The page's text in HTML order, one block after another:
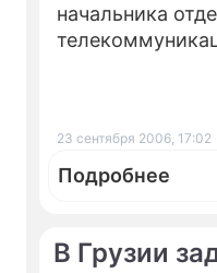
начальника
23 сентября 2006, 17:02
Подробнее
В Грузии